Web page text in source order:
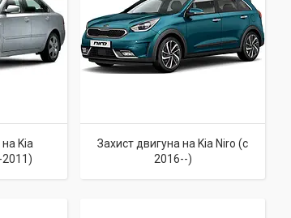
Kia
Захист двигуна на Kia Niro (c
2016--)